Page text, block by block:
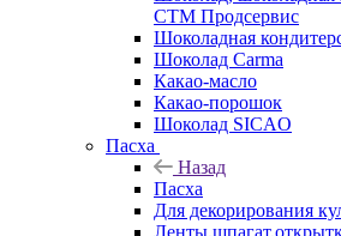
СТМ Продсервис
Шоколадная
Шоколад Carma
Какао-масло
Какао-порошок
Шоколад SICAO
Пасха
Назад
Пасха
Для декорирования